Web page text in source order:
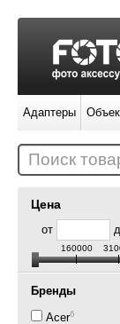
Цена
от
160000
Бренды
Acer6
Адаптеры
Поиск